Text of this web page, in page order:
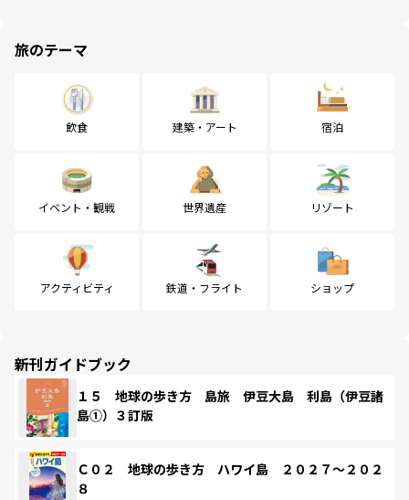
旅のテーマ
飲食 建築・アート 宿泊
イベント・観戦 世界遺産 リゾート
アクティビティ 鉄道・フライト ショップ
新刊ガイドブック
１５ 地球の歩き方 島旅 伊豆大島 利島（伊豆諸
島①）３訂版
Ｃ０２ 地球の歩き方 ハワイ島 ２０２７～２０２
８